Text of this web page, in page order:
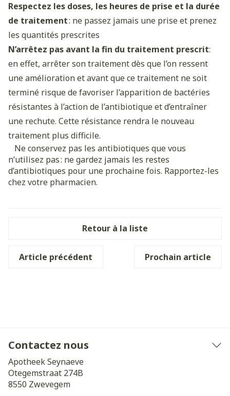
Respectez les doses, les heures de prise et la durée
de traitement: ne passez jamais une prise et prenez
les quantités prescrites
N’arrêtez pas avant la fin du traitement prescrit:
en effet, arrêter son traitement dès que l’on ressent
une amélioration et avant que ce traitement ne soit
terminé risque de favoriser l’apparition de bactéries
résistantes à l’action de l’antibiotique et d’entraîner
une rechute. Cette résistance rendra le nouveau
traitement plus difficile.
Ne conservez pas les antibiotiques que vous
n’utilisez pas : ne gardez jamais les restes
d’antibiotiques pour une prochaine fois. Rapportez-les
chez votre pharmacien.
Retour à la liste
Article précédent Prochain article
Contactez nous
Apotheek Seynaeve
Otegemstraat 274B
8550 Zwevegem